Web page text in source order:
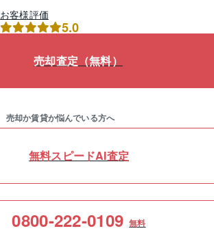
お客様評価
5.0
売却査定（無料）
売却か賃貸か悩んでいる方へ
無料スピードAI査定
0800-222-0109 無料